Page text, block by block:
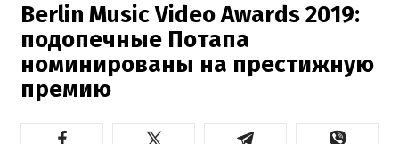
Berlin Music Video Awards 2019:
подопечные Потапа
номинированы на престижную
премию